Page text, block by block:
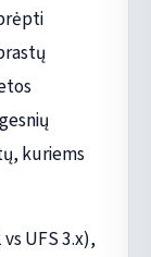
kuriems
UFS 3.x),